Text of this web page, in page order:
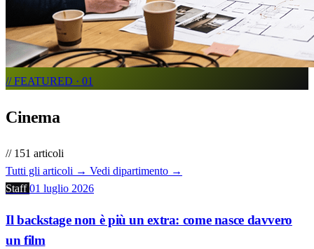
// FEATURED · 01
Cinema
// 151 articoli
Tutti gli articoli → Vedi dipartimento →
Staff01 luglio 2026
Il backstage non è più un extra: come nasce davvero
un film